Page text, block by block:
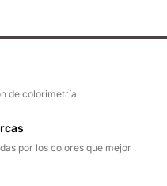
de colorimetría
por los colores que mejor